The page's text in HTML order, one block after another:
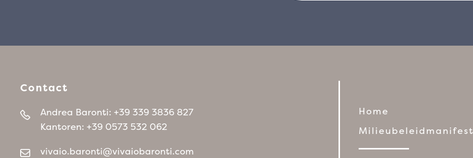
Contact
Andrea Baronti: +39 339 3836 827
Kantoren: +39 0573 532 062
vivaio.baronti@vivaiobaronti.com
Home
Milieubeleidmanifest